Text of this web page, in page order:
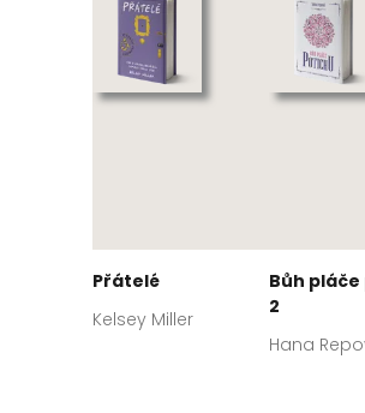
Přátelé
Kelsey Miller
Bůh
2
Hana